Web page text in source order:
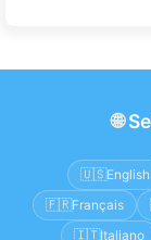
🌐
🇺🇸English
🇫🇷Français
🇮🇹Italiano